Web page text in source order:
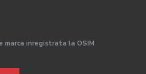
marca inregistrata la OSIM